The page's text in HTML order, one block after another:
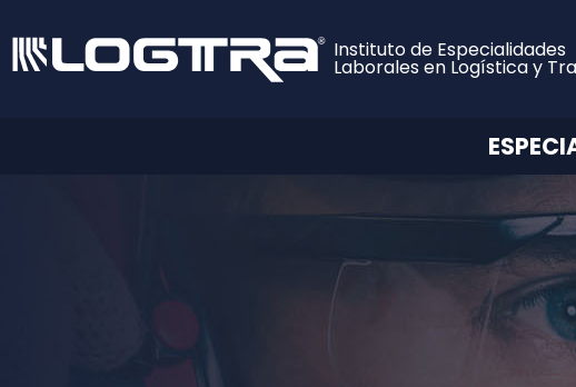
Instituto de Especialidades
Laborales en Logística y